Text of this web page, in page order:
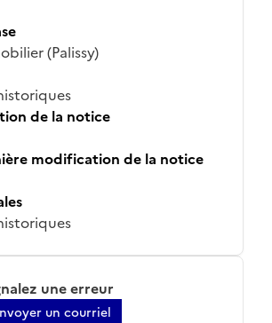
(Palissy)
de la notice
modification de la notice
une erreur
un courriel